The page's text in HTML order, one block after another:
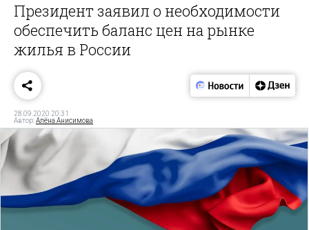
Президент заявил о необходимости
обеспечить баланс цен на рынке
жилья в России
28.09.2020 20:31
Автор:Алёна Анисимова